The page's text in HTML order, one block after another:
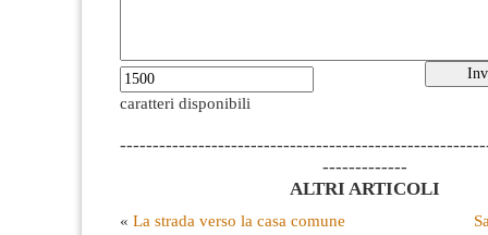
caratteri disponibili
-------------
ALTRI ARTICOLI
« La strada verso la casa comune